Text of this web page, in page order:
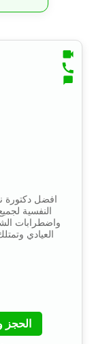
افضل دكتورة
النفسية
واضطرابات
الحجز